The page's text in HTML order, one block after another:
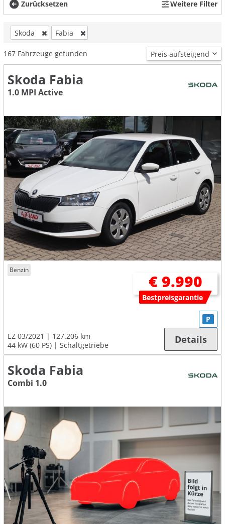
Zurücksetzen Weitere Filter
Skoda Fabia
167 Fahrzeuge gefunden
Skoda Fabia
1.0 MPI Active
Benzin
€ 9.990
Bestpreisgarantie
EZ 03/2021
127.206 km
44 kW (60 PS)
Schaltgetriebe
P
Details
Skoda Fabia
Combi 1.0